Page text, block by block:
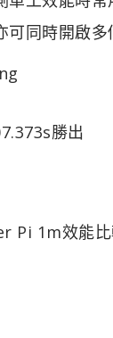
可同時開啟
勝出
Pi 1m效能